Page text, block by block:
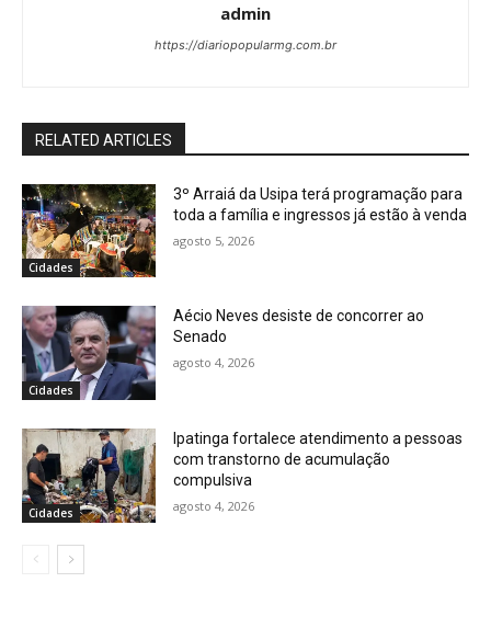
admin
https://diariopopularmg.com.br
RELATED ARTICLES
Cidades
3º Arraiá da Usipa terá programação para
toda a família e ingressos já estão à venda
agosto 5, 2026
Cidades
Aécio Neves desiste de concorrer ao
Senado
agosto 4, 2026
Cidades
Ipatinga fortalece atendimento a pessoas
com transtorno de acumulação
compulsiva
agosto 4, 2026